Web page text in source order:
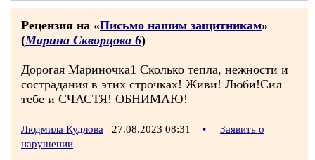
Рецензия на «Письмо нашим защитникам»
(Марина Скворцова 6)
Дорогая Мариночка1 Сколько тепла, нежности и
сострадания в этих строчках! Живи! Люби!Сил
тебе и СЧАСТЯ! ОБНИМАЮ!
Людмила Кудлова 27.08.2023 08:31 •
Заявить о
нарушении